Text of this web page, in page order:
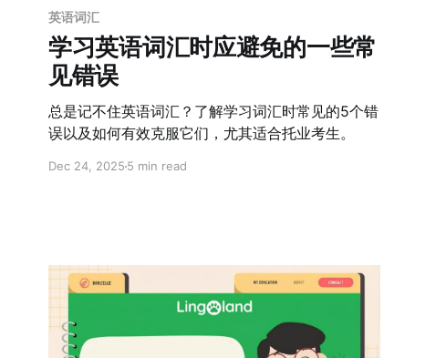
英语词汇
学习英语词汇时应避免的一些常
见错误
总是记不住英语词汇？了解学习词汇时常见的5个错
误以及如何有效克服它们，尤其适合托业考生。
Dec 24, 20255 min read